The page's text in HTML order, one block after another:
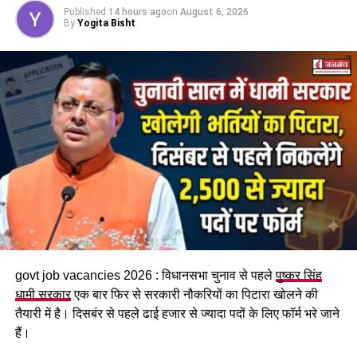
सम्मानित
महिला सशक्तिकरण एवं बाल विकास
ने कहा कि तीलू
रौतेली राज्य स्त्री शक्ति पुरस्कार उत्तराखंड की उन महिलाओं को समर्पित
है जिन्होंने संघर्ष, साहस और समर्पण से समाज में नई पहचान बनाई है।
उन्होंने कहा कि इस वर्ष चयनित महिलाओं ने संस्कृति, खेल, वैज्ञानिक शोध,
पर्यावरण संरक्षण, कृषि, स्वरोजगार, समाजसेवा, महिला सशक्तीकरण और
दिव्यांगजन कल्याण जैसे क्षेत्रों में उल्लेखनीय योगदान दिया है।
Published 14 hours agoon August 6, 2026
By Yogita Bisht
govt job vacancies 2026 : विधानसभा चुनाव से पहलेपुष्कर सिंह
धामी सरकारएक बार फिर से सरकारी नौकरियों का पिटारा खोलने की
तैयारी में है। दिसबंर से पहले ढाई हजार से ज्यादा पदों के लिए फॉर्म भरे जाने
हैं।